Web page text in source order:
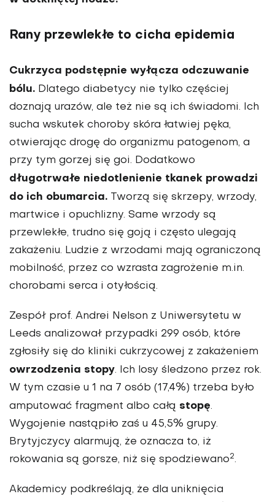
Rany przewlekłe to cicha epidemia
Cukrzyca podstępnie wyłącza odczuwanie
bólu. Dlatego diabetycy nie tylko częściej
doznają urazów, ale też nie są ich świadomi. Ich
sucha wskutek choroby skóra łatwiej pęka,
otwierając drogę do organizmu patogenom, a
przy tym gorzej się goi. Dodatkowo
długotrwałe niedotlenienie tkanek prowadzi
do ich obumarcia. Tworzą się skrzepy, wrzody,
martwice i opuchlizny. Same wrzody są
przewlekłe, trudno się goją i często ulegają
zakażeniu. Ludzie z wrzodami mają ograniczoną
mobilność, przez co wzrasta zagrożenie m.in.
chorobami serca i otyłością.
Zespół prof. Andrei Nelson z Uniwersytetu w
Leeds analizował przypadki 299 osób, które
zgłosiły się do kliniki cukrzycowej z zakażeniem
owrzodzenia stopy. Ich losy śledzono przez rok.
W tym czasie u 1 na 7 osób (17,4%) trzeba było
amputować fragment albo całą stopę.
Wygojenie nastąpiło zaś u 45,5% grupy.
Brytyjczycy alarmują, że oznacza to, iż
rokowania są gorsze, niż się spodziewano2.
Akademicy podkreślają, że dla uniknięcia